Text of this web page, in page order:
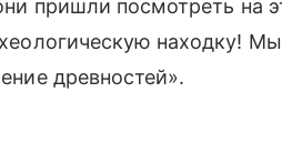
пришли посмотреть на
находку!
древностей».